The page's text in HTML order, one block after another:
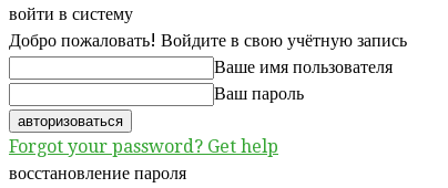
войти в систему
Добро пожаловать! Войдите в свою учётную запись
Ваше имя пользователя
Ваш пароль
Forgot your password? Get help
восстановление пароля